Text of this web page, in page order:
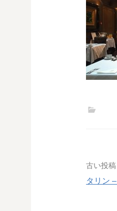
投
稿
古い投稿
タリン